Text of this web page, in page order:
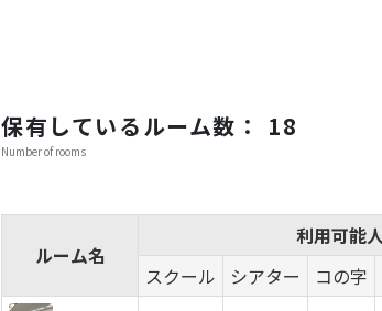
保有しているルーム数： 18
Number of rooms
ルーム名
利用可能
スクール
シアター コの字